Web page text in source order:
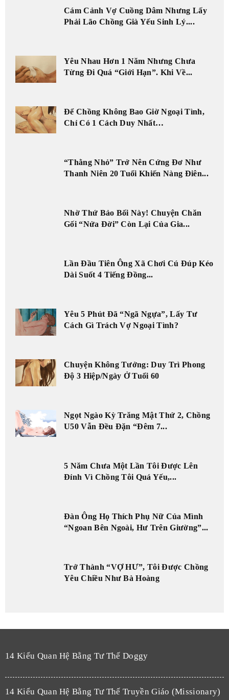
Cám Cảnh Vợ Cuồng Dâm Nhưng Lấy
Phải Lão Chồng Già Yếu Sinh Lý....
Yêu Nhau Hơn 1 Năm Nhưng Chưa
Từng Đi Quá “Giới Hạn”. Khi Về...
Để Chồng Không Bao Giờ Ngoại Tình,
Chỉ Có 1 Cách Duy Nhất…
“Thằng Nhỏ” Trở Nên Cứng Đơ Như
Thanh Niên 20 Tuổi Khiến Nàng Điên...
Nhờ Thứ Bảo Bối Này! Chuyện Chăn
Gối “Nửa Đời” Còn Lại Của Gia...
Lần Đầu Tiên Ông Xã Chơi Cú Đúp Kéo
Dài Suốt 4 Tiếng Đồng...
Yêu 5 Phút Đã “Ngã Ngựa”, Lấy Tư
Cách Gì Trách Vợ Ngoại Tình?
Chuyện Không Tưởng: Duy Trì Phong
Độ 3 Hiệp/Ngày Ở Tuổi 60
Ngọt Ngào Kỳ Trăng Mật Thứ 2, Chồng
U50 Vẫn Đều Đặn “Đêm 7...
5 Năm Chưa Một Lần Tôi Được Lên
Đỉnh Vì Chồng Tôi Quá Yếu,...
Đàn Ông Họ Thích Phụ Nữ Của Mình
“Ngoan Bên Ngoài, Hư Trên Giường”...
Trở Thành “VỢ HƯ”, Tôi Được Chồng
Yêu Chiều Như Bà Hoàng
14 Kiểu Quan Hệ Bằng Tư Thế Doggy
14 Kiểu Quan Hệ Bằng Tư Thế Truyền Giáo (Missionary)